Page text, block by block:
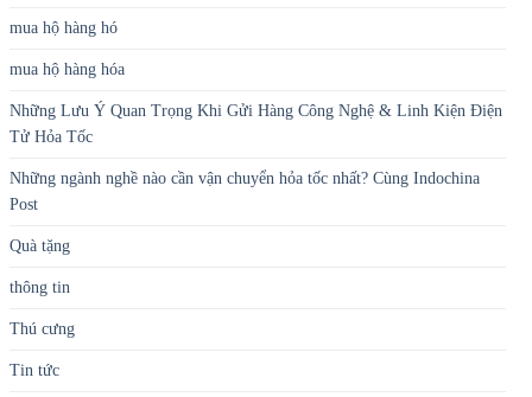
mua hộ hàng hó
mua hộ hàng hóa
Những Lưu Ý Quan Trọng Khi Gửi Hàng Công Nghệ & Linh Kiện Điện
Tử Hỏa Tốc
Những ngành nghề nào cần vận chuyển hỏa tốc nhất? Cùng Indochina
Post
Quà tặng
thông tin
Thú cưng
Tin tức